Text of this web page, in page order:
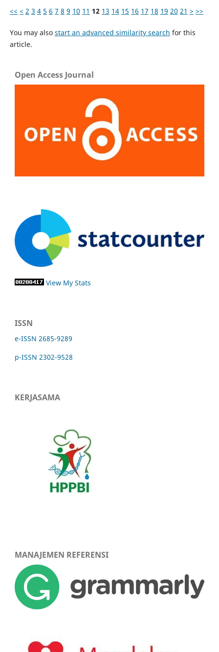
<< < 2 3 4 5 6 7 8 9 10 11 12 13 14 15 16 17 18 19 20 21 > >>
You may also start an advanced similarity search for this
article.
Open Access Journal
View My Stats
ISSN
e-ISSN 2685-9289
p-ISSN 2302-9528
KERJASAMA
MANAJEMEN REFERENSI